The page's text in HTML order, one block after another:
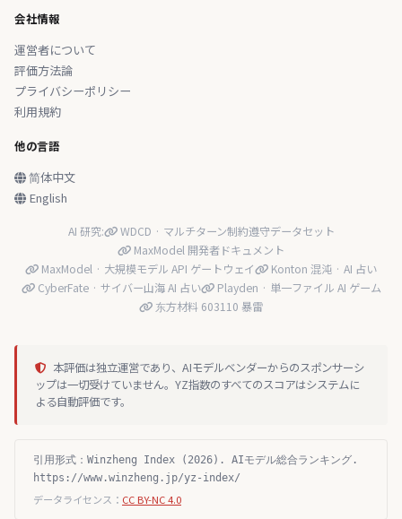
会社情報
運営者について
評価方法論
プライバシーポリシー
利用規約
他の言語
简体中文
English
AI 研究:
WDCD · マルチターン制約遵守データセット
MaxModel 開発者ドキュメント
MaxModel · 大規模モデル API ゲートウェイ
Konton 混沌 · AI 占い
CyberFate · サイバー山海 AI 占い
Playden · 単一ファイル AI ゲーム
东方材料 603110 暴雷
本評価は独立運営であり、AIモデルベンダーからのスポンサーシ
ップは一切受けていません。YZ指数のすべてのスコアはシステムに
よる自動評価です。
引用形式：Winzheng Index (2026). AIモデル総合ランキング.
https://www.winzheng.jp/yz-index/
データライセンス： CC BY-NC 4.0